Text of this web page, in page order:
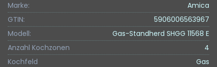
Marke:
Amica
GTIN:
5906006563967
Modell:
Gas-Standherd SHGG 11568 E
Anzahl Kochzonen
4
Kochfeld
Gas